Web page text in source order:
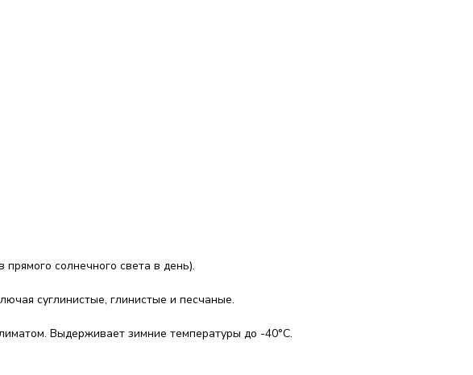
солнечного света в день).
суглинистые, глинистые и песчаные.
Выдерживает зимние температуры до -40°C.